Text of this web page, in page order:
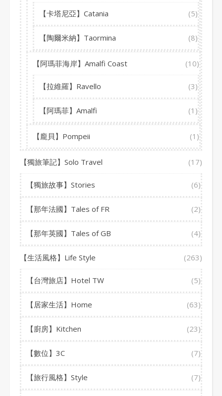
【卡塔尼亞】Catania (5)
【陶爾米納】Taormina (8)
【阿瑪菲海岸】Amalfi Coast (10)
【拉維羅】Ravello (3)
【阿瑪菲】Amalfi (1)
【龐貝】Pompeii (1)
【獨旅筆記】Solo Travel (17)
【獨旅故事】Stories (6)
【那年法國】Tales of FR (2)
【那年英國】Tales of GB (4)
【生活風格】Life Style (263)
【台灣旅店】Hotel TW (5)
【居家生活】Home (63)
【廚房】Kitchen (23)
【數位】3C (7)
【旅行風格】Style (7)